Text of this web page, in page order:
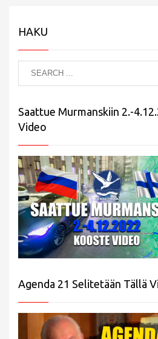
HAKU
Saattue Murmanskiin 2.-
Video
Agenda 21 Selitetään Tällä